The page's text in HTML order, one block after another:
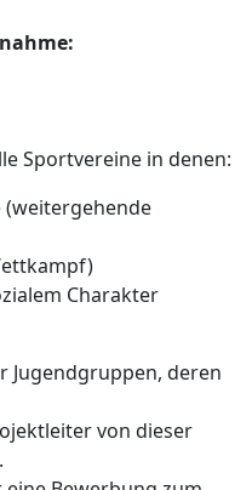
in denen:
(weitergehende
Charakter
Jugendgruppen, deren
von dieser